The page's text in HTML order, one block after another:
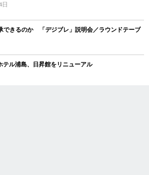
できるのか 「デジブレ」説明会／ラウンドテーブ
ル浦島、日昇館をリニューアル